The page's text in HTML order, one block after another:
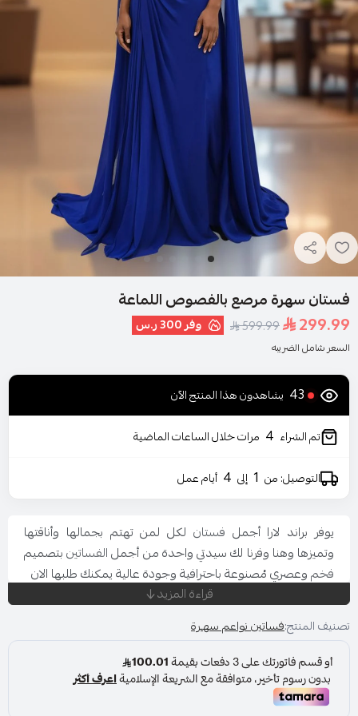
فستان سهرة مرصع بالفصوص اللماعة
299.99
599.99 وفر300 ر.س
السعر شامل الضريبه
43 يشاهدون هذا المنتج الآن
تم الشراء 4 مرات خلال الساعات الماضية
التوصيل: من 1 إلى 4 أيام عمل
يوفر براند لارا أجمل فستان لكل لمن تهتم بجمالها وأناقتها
وتميزها وهنا وفرنا لك سيدتي واحدة من أجملالفساتينبتصميم
فخموعصري مُصنوعة باحترافية وجودة عالية يمكنك طلبها الان
المناسبة: حفل - خطوبة - زواج
المقاس : متعددة
قصة العنق : خناق
نوع القماش : شيفون
الاكمام : اكمام واسعه منسدلة
قراءة المزيد
تصنيف المنتج:فساتين نواعم سهـرة